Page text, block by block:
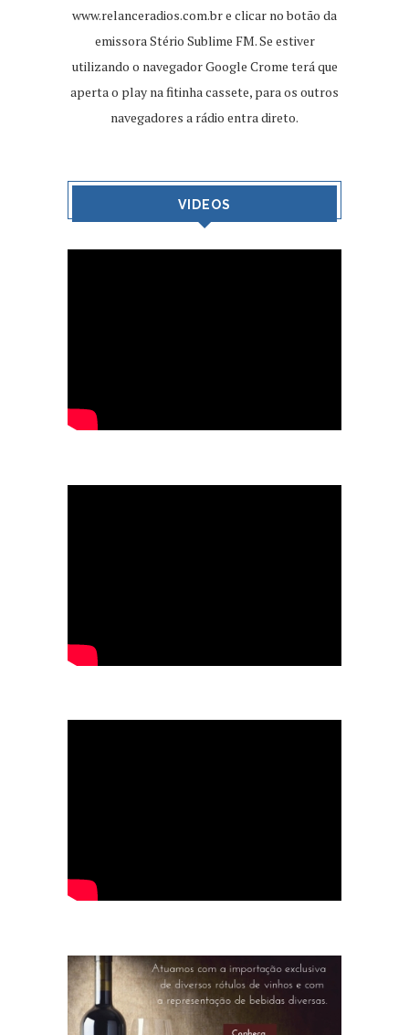
www.relanceradios.com.bre clicar no botão da
emissora Stério Sublime FM. Se estiver
utilizando o navegador Google Crome terá que
aperta o play na fitinha cassete, para os outros
navegadores a rádio entra direto.
VIDEOS